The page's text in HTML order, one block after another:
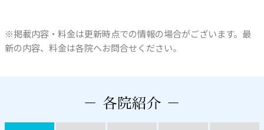
※掲載内容・料金は更新時点での情報の場合がございます。最
新の内容、料金は各院へお問合せください。